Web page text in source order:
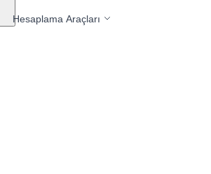
Hesaplama Araçları